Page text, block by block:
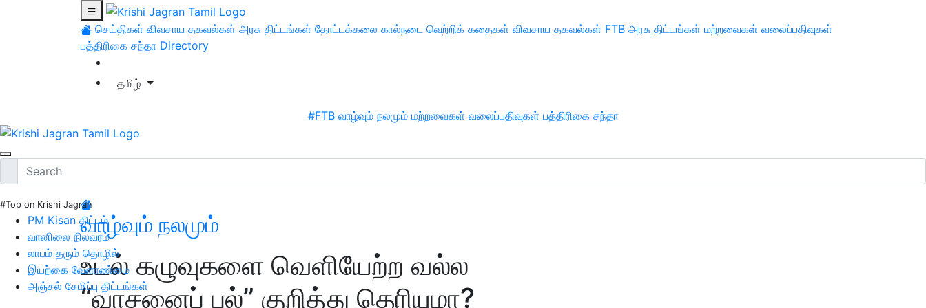
செய்திகள் விவசாய தகவல்கள் அரசு திட்டங்கள் தோட்டக்கலை கால்நடை வெற்றிக் கதைகள் விவசாய தகவல்கள் FTB அரசு திட்டங்கள் மற்றவைகள் வலைப்பதிவுகள்
பத்திரிகை சந்தா Directory
தமிழ்
#FTB வாழ்வும் நலமும் மற்றவைகள் வலைப்பதிவுகள் பத்திரிகை சந்தா
#Top on Krishi Jagran
PM Kisan திட்டம்
வானிலை நிலவரம்
லாபம் தரும் தொழில்
இயற்கை வேளாண்மை
அஞ்சல் சேமிப்பு திட்டங்கள்
வாழ்வும் நலமும்
உடல் கழுவுகளை வெளியேற்ற வல்ல
“வாசனைப் புல்” குறித்து தெரியுமா?